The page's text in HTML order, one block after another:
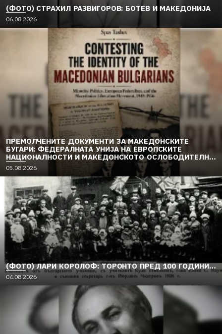
(ФОТО) СТРАХИЛ РАЗВИГОРОВ: БОТЕВ И МАКЕДОНИЈА
06.08.2026
ПРЕМОЛЧЕНИТЕ ДОКУМЕНТИ ЗА МАКЕДОНСКИТЕ
БУГАРИ: ФЕДЕРАЛНАТА УНИЈА НА ЕВРОПСКИТЕ
НАЦИОНАЛНОСТИ И МАКЕДОНСКОТО ОСЛОБОДИТЕЛНО
ДВИЖЕЊЕ (1949–1956) (2)
05.08.2026
(ФОТО) ЛАРИ КОРОЛОФ: ТОРОНТО ПРЕД 100 ГОДИНИ…
04.08.2026